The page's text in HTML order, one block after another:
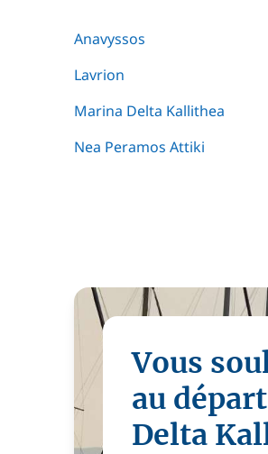
Anavyssos
Lavrion
Marina Delta Kallithea
Nea Peramos Attiki
Vous
au
Delta